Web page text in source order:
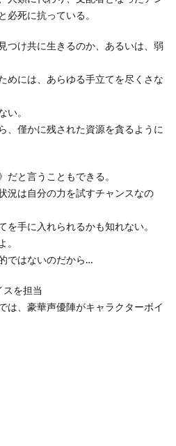
必死に抗っている。
つけ共に生きるのか、あるいは、弱
めには、あらゆる手立てを尽くさな
い。
、僅かに残された資源を貪るように
だと言うこともできる。
況は自分の力を試すチャンスなの
を手に入れられるかも知れない。
。
ではないのだから…
スを担当
は、豪華声優陣がキャラクターボイ